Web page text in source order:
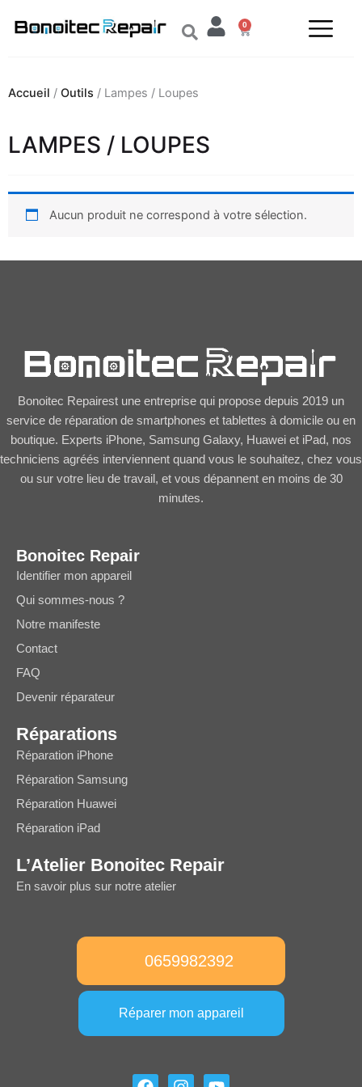
0
Panier
Accueil / Outils / Lampes / Loupes
LAMPES / LOUPES
Aucun produit ne correspond à votre sélection.
Bonoitec Repairest une entreprise qui propose depuis 2019 un
service de réparation de smartphones et tablettes à domicile ou en
boutique. Experts iPhone, Samsung Galaxy, Huawei et iPad, nos
techniciens agréés interviennent quand vous le souhaitez, chez vous
ou sur votre lieu de travail, et vous dépannent en moins de 30
minutes.
Bonoitec Repair
Identifier mon appareil
Qui sommes-nous ?
Notre manifeste
Contact
FAQ
Devenir réparateur
Réparations
Réparation iPhone
Réparation Samsung
Réparation Huawei
Réparation iPad
L’Atelier Bonoitec Repair
En savoir plus sur notre atelier
0659982392
Réparer mon appareil
F I Y